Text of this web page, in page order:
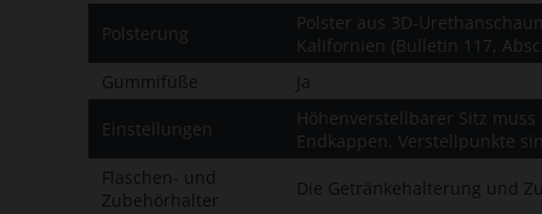
Polsterung
Polster aus 3D-
Kalifornien (Bulletin 117,
Gummifüße
Ja
Einstellungen
Höhenverstellbarer Sitz
Endkappen. Verstellpunkte
Flaschen- und
Zubehörhalter
Die Getränkehalterung und